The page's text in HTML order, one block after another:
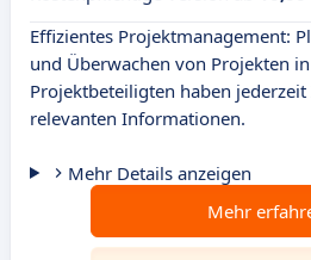
Effizientes Projektmanagement:
und Überwachen von Projekten
Projektbeteiligten haben
relevanten Informationen.
Mehr Details anzeigen
Mehr